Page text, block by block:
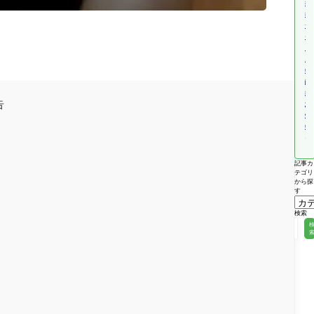
福
祉
サ
ー
ス
報
酬
改
定
情
報
記事カ
テゴリ
から探
す
検索
検
索